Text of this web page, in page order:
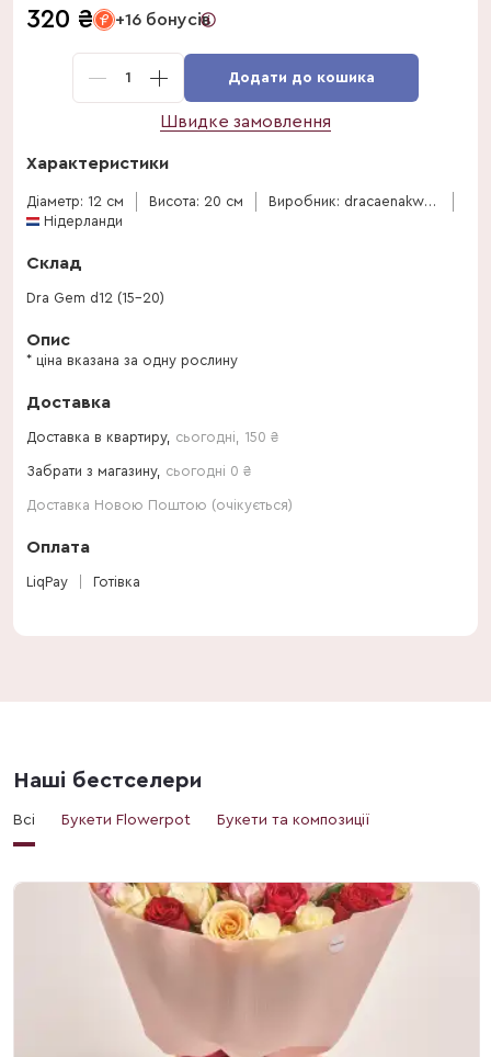
320 ₴ +16 бонусів
1 Додати до кошика
Швидке замовлення
Характеристики
Діаметр: 12 см Висота: 20 см
Виробник: dracaenakw-de-plaats
Нідерланди
Склад
Dra Gem d12 (15-20)
Опис
* ціна вказана за одну рослину
Доставка
Доставка в квартиру, сьогодні 150 ₴
Забрати з магазину, сьогодні 0 ₴
Доставка Новою Поштою (очікується)
Оплата
LiqPay Готівка
Наші бестселери
Всі Букети Flowerpot Букети та композиції